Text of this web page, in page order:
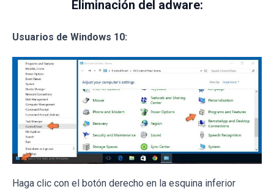
Eliminación del adware:
Usuarios de Windows 10:
Haga clic con el botón derecho en la esquina inferior